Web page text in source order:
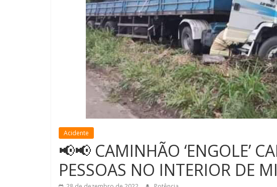
Acidente
📢📢 CAMINHÃO ‘ENGOLE’
PESSOAS NO INTERIOR DE